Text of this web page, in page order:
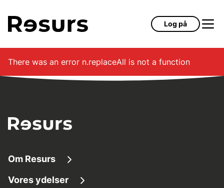
Log på
There was an error n.replaceAll is not a function
Om Resurs
Om os
Vores ydelser